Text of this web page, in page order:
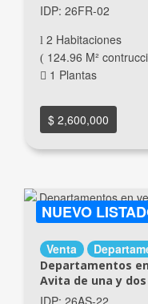
IDP: 26FR-02
2 Habitaciones
124.96 M²
1 Plantas
$ 2,600,000
NUEVO
Venta
Departamentos
Avita de una y